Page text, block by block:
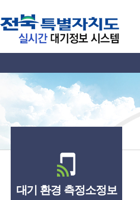
대기 환경 측정소정보